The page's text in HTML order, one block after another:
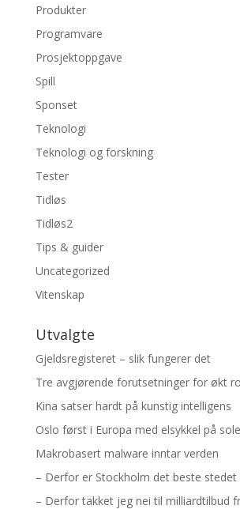
Produkter
Programvare
Prosjektoppgave
Spill
Sponset
Teknologi
Teknologi og forskning
Tester
Tidløs
Tidløs2
Tips & guider
Uncategorized
Vitenskap
Utvalgte
Gjeldsregisteret – slik fungerer det
Tre avgjørende forutsetninger for økt
Kina satser hardt på kunstig intelligens
Oslo først i Europa med elsykkel på
Makrobasert malware inntar verden
– Derfor er Stockholm det beste stedet
– Derfor takket jeg nei til milliardtilbud